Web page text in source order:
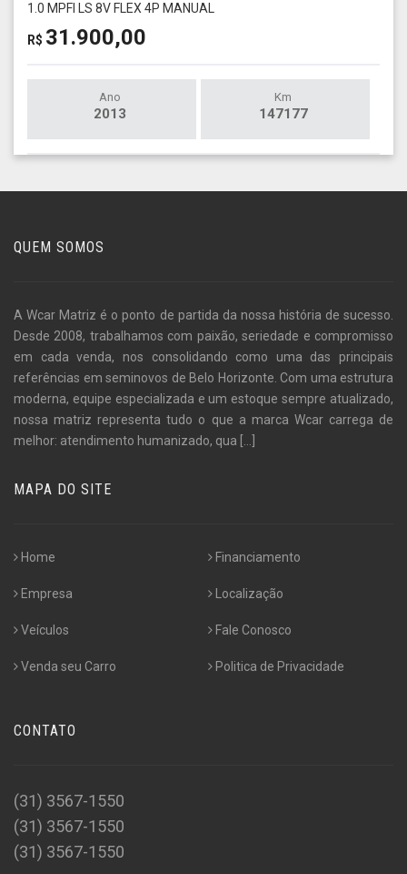
1.0 MPFI LS 8V FLEX 4P MANUAL
R$ 31.900,00
Ano
2013
Km
147177
QUEM SOMOS
A Wcar Matriz é o ponto de partida da nossa história de sucesso.
Desde 2008, trabalhamos com paixão, seriedade e compromisso
em cada venda, nos consolidando como uma das principais
referências em seminovos de Belo Horizonte. Com uma estrutura
moderna, equipe especializada e um estoque sempre atualizado,
nossa matriz representa tudo o que a marca Wcar carrega de
melhor: atendimento humanizado, qua
MAPA DO SITE
Home
Empresa
Veículos
Venda seu Carro
Financiamento
Localização
Fale Conosco
Politica de Privacidade
CONTATO
(31) 3567-1550
(31) 3567-1550
(31) 3567-1550